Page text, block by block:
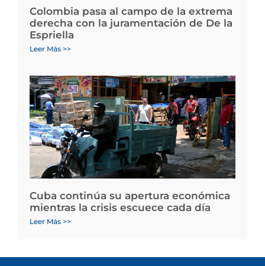
Colombia pasa al campo de la extrema
derecha con la juramentación de De la
Espriella
Leer Más >>
Cuba continúa su apertura económica
mientras la crisis escuece cada día
Leer Más >>